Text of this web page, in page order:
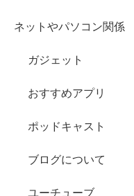
ネットやパソコン関係
ガジェット
おすすめアプリ
ポッドキャスト
ブログについて
ユーチューブ